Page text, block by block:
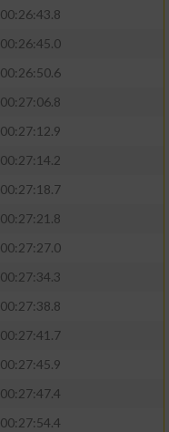
00:26:43.8
00:26:45.0
00:26:50.6
00:27:06.8
00:27:12.9
00:27:14.2
00:27:18.7
00:27:21.8
00:27:27.0
00:27:34.3
00:27:38.8
00:27:41.7
00:27:45.9
00:27:47.4
00:27:54.4